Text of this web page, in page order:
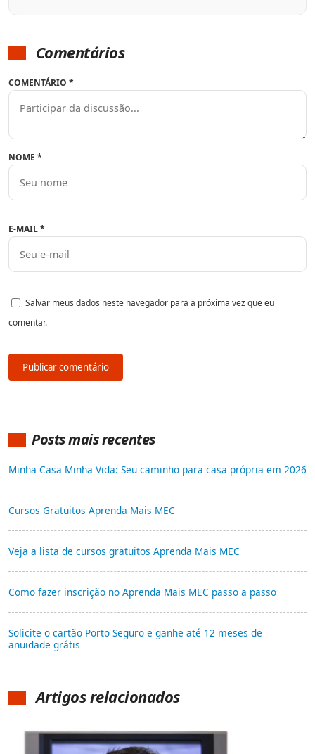
Comentários
COMENTÁRIO *
NOME *
E-MAIL*
Salvar meus dados neste navegador para a próxima vez que eu
comentar.
Posts mais recentes
Minha Casa Minha Vida: Seu caminho para casa própria em 2026
Cursos Gratuitos Aprenda Mais MEC
Veja a lista de cursos gratuitos Aprenda Mais MEC
Como fazer inscrição no Aprenda Mais MEC passo a passo
Solicite o cartão Porto Seguro e ganhe até 12 meses de
anuidade grátis
Artigos relacionados